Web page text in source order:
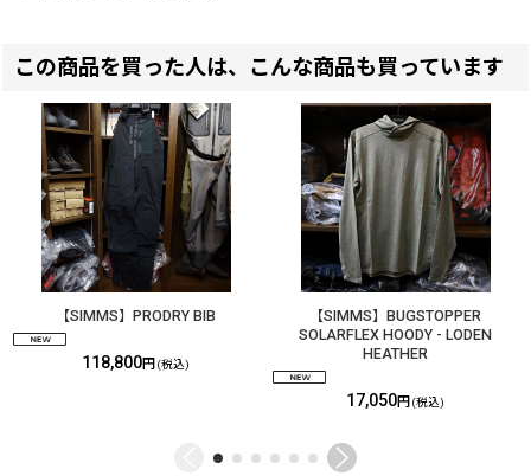
この商品を買った人は、こんな商品も買っています
【SIMMS】PRODRY BIB
118,800円 (税込)
【SIMMS】BUGSTOPPER
SOLARFLEX HOODY - LODEN
HEATHER
17,050円 (税込)